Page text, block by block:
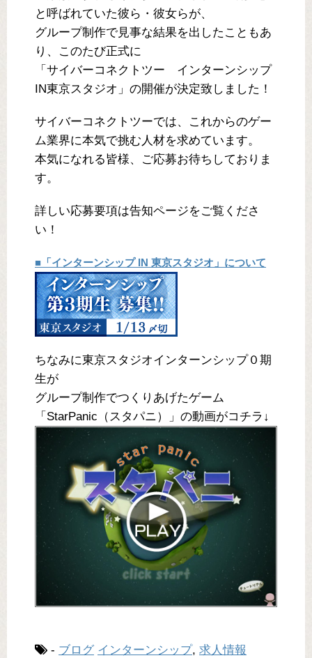
と呼ばれていた彼ら・彼女らが、
グループ制作で見事な結果を出したこともあ
り、このたび正式に
「サイバーコネクトツー インターンシップ
IN東京スタジオ」の開催が決定致しました！
サイバーコネクトツーでは、これからのゲー
ム業界に本気で挑む人材を求めています。
本気になれる皆様、ご応募お待ちしておりま
す。
詳しい応募要項は告知ページをご覧くださ
い！
■「インターンシップ IN 東京スタジオ」について
ちなみに東京スタジオインターンシップ０期
生が
グループ制作でつくりあげたゲーム
「StarPanic（スタパニ）」の動画がコチラ↓
- ブログ インターンシップ, 求人情報